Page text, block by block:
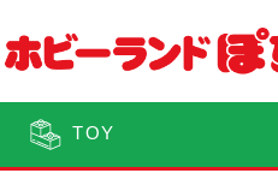
TOY